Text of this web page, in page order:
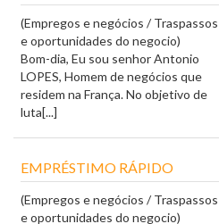
(Empregos e negócios / Traspassos
e oportunidades do negocio)
Bom-dia, Eu sou senhor Antonio
LOPES, Homem de negócios que
residem na França. No objetivo de
luta[...]
EMPRÉSTIMO RÁPIDO
(Empregos e negócios / Traspassos
e oportunidades do negocio)